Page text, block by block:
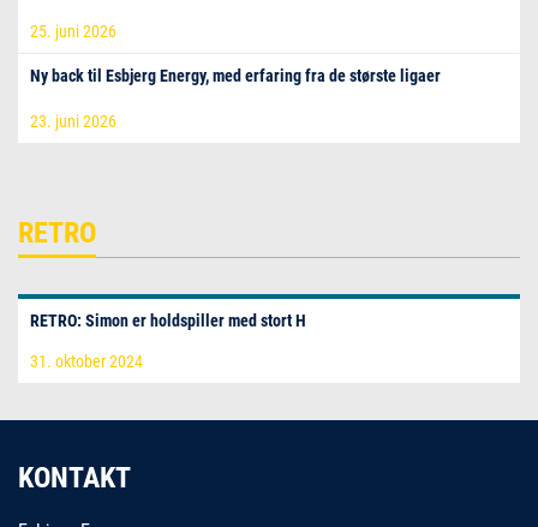
25. juni 2026
Ny back til Esbjerg Energy, med erfaring fra de største ligaer
23. juni 2026
RETRO
RETRO: Simon er holdspiller med stort H
31. oktober 2024
KONTAKT